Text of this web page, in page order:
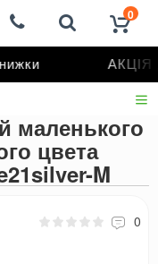
АКЦІЯ
0
маленького
цвета
M
0